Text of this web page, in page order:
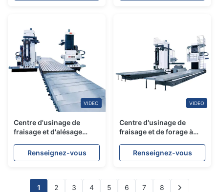
VIDEO
Centre d'usinage de
fraisage et d'alésage
Renseignez-vous
VIDEO
Centre d'usinage de
fraisage et de forage à
face de la série SMTCL X2
Renseignez-vous
1 2 3 4 5 6 7 8